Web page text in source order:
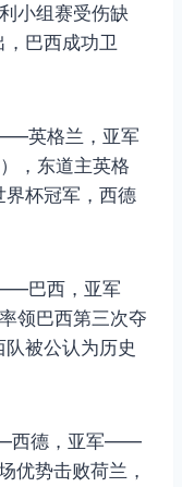
小组赛受伤缺
巴西成功卫
英格兰，亚军
，东道主英格
界杯冠军，西德
巴西，亚军
领巴西第三次夺
被公认为历史
西德，亚军——
优势击败荷兰，